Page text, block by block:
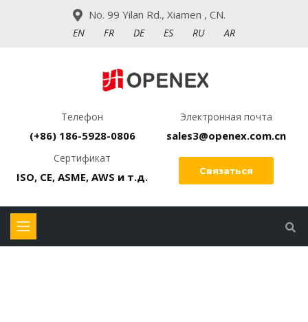
No. 99 Yilan Rd., Xiamen , CN.
EN FR DE ES RU AR
Телефон
(+86) 186-5928-0806
Электронная почта
sales3@openex.com.cn
Сертификат
ISO, CE, ASME, AWS и т.д. Связаться